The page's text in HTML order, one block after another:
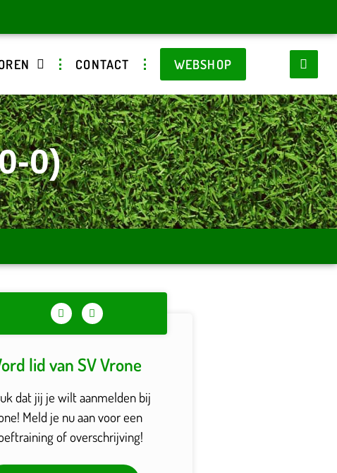
CONTACT WEBSHOP
0)
lid van SV Vrone
dat jij je wilt aanmelden bij
Meld je nu aan voor een
of overschrijving!